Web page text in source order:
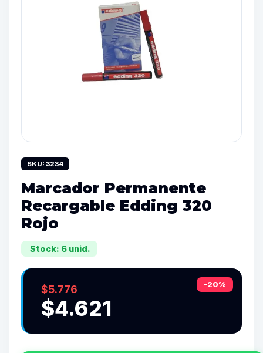
SKU: 3234
Marcador Permanente
Recargable Edding 320
Rojo
Stock: 6 unid.
-20%
$5.776
$4.621